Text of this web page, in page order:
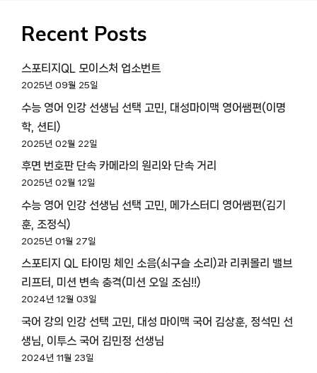
Recent Posts
스포티지QL 모이스처 업소번트
2025년 09월 25일
수능 영어 인강 선생님 선택 고민, 대성마이맥 영어쌤편(이명
학, 션티)
2025년 02월 22일
후면 번호판 단속 카메라의 원리와 단속 거리
2025년 02월 12일
수능 영어 인강 선생님 선택 고민, 메가스터디 영어쌤편(김기
훈, 조정식)
2025년 01월 27일
스포티지 QL 타이밍 체인 소음(쇠구슬 소리)과 리퀴몰리 밸브
리프터, 미션 변속 충격(미션 오일 조심!!)
2024년 12월 03일
국어 강의 인강 선택 고민, 대성 마이맥 국어 김상훈, 정석민 선
생님, 이투스 국어 김민정 선생님
2024년 11월 23일